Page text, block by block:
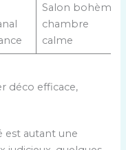
Salon bohème,
chambre
calme
déco efficace,
est autant une